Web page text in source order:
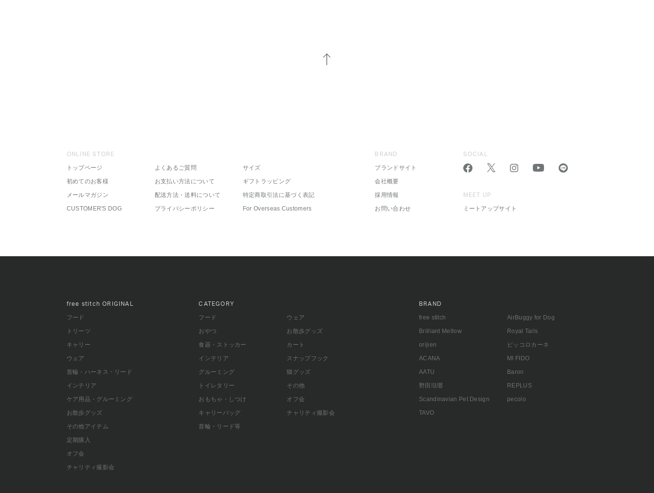
ONLINE STORE
トップページ
初めてのお客様
メールマガジン
CUSTOMER'S DOG
よくあるご質問
お支払い方法について
配送方法・送料について
プライバシーポリシー
サイズ
ギフトラッピング
特定商取引法に基づく表記
For Overseas Customers
BRAND
ブランドサイト
会社概要
採用情報
お問い合わせ
SOCIAL
MEET UP
ミートアップサイト
free stitchORIGINAL
フード
トリーツ
キャリー
ウェア
首輪・ハーネス・リード
インテリア
ケア用品・グルーミング
お散歩グッズ
その他アイテム
定期購入
オフ会
チャリティ撮影会
CATEGORY
フード
おやつ
食器・ストッカー
インテリア
グルーミング
トイレタリー
おもちゃ・しつけ
キャリーバッグ
首輪・リード等
ウェア
お散歩グッズ
カート
スナップフック
猫グッズ
その他
オフ会
チャリティ撮影会
BRAND
free stitch
Brilliant Mellow
orijien
ACANA
AATU
野田琺瑯
Scandinavian Pet Design
TAVO
AirBuggy for Dog
Royal Tails
ピッコロカーネ
MI FIDO
Baron
REPLUS
pecolo